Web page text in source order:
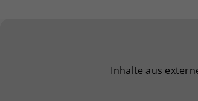
Inhalte aus